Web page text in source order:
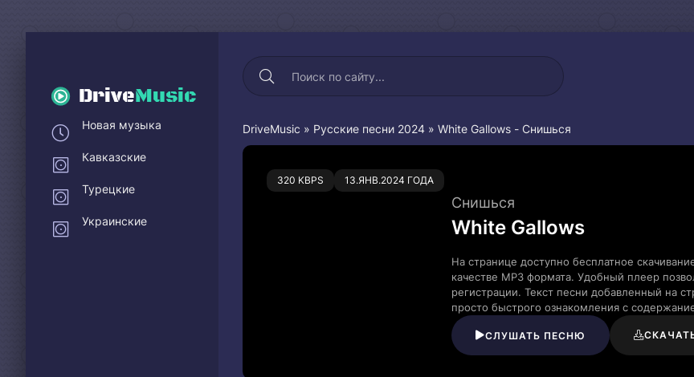
DriveMusic
DriveMusic » Русские песни 2024 » White Gallows - Снишься
320 KBPS 13.ЯНВ.2024 ГОДА
0 0
Снишься
White Gallows
На странице доступно бесплатное
качестве MP3 формата. Удобный плеер
регистрации. Текст песни добавленный на
просто быстрого ознакомления с
СЛУШАТЬ ПЕСНЮ
Новая музыка
Кавказские
Турецкие
Украинские